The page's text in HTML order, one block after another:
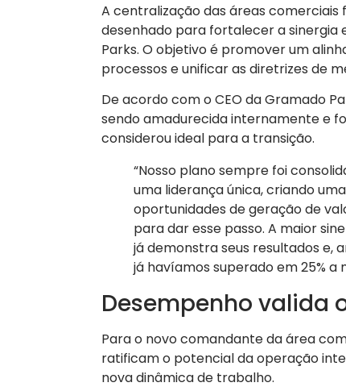
A centralização das áreas
desenhado para fortalecer a sinergia
Parks. O objetivo é promover um
processos e unificar as diretrizes de
De acordo com o CEO da Gramado
sendo amadurecida internamente e
considerou ideal para a transição.
“Nosso plano sempre foi
uma liderança única, criando
oportunidades de geração de
para dar esse passo. A maior
já demonstra seus resultados e,
já havíamos superado em 25% a
Desempenho valida
Para o novo comandante da área
ratificam o potencial da operação
nova dinâmica de trabalho.